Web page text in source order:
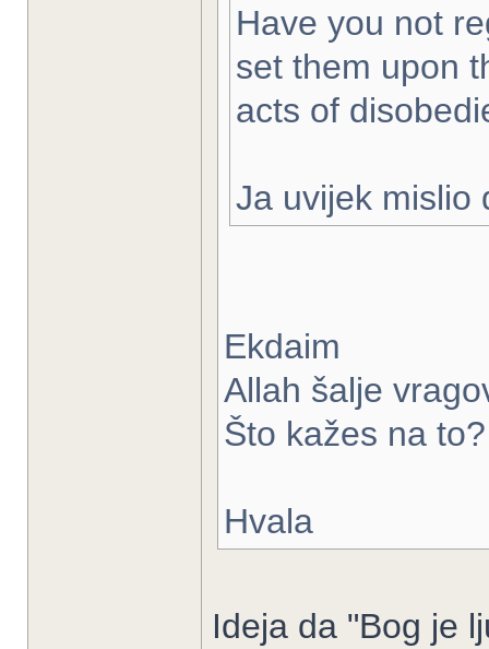
Have you not
set them upon
acts of
Ja uvijek mislio
Ekdaim
Allah šalje
Što kažes na to?
Hvala
Ideja da "Bog je